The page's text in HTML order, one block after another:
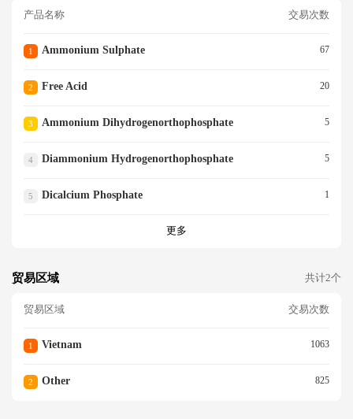
产品名称 交易次数
1 Ammonium Sulphate 67
2 Free Acid 20
3 Ammonium Dihydrogenorthophosphate 5
4 Diammonium Hydrogenorthophosphate 5
5 Dicalcium Phosphate 1
更多
贸易区域 共计2个
贸易区域 交易次数
1 Vietnam 1063
2 Other 825